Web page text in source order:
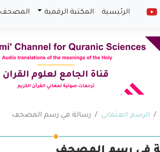
الرئيسية المكتبة الرقمية المصحف
الرسم العثماني رسالة في رسم المصحف